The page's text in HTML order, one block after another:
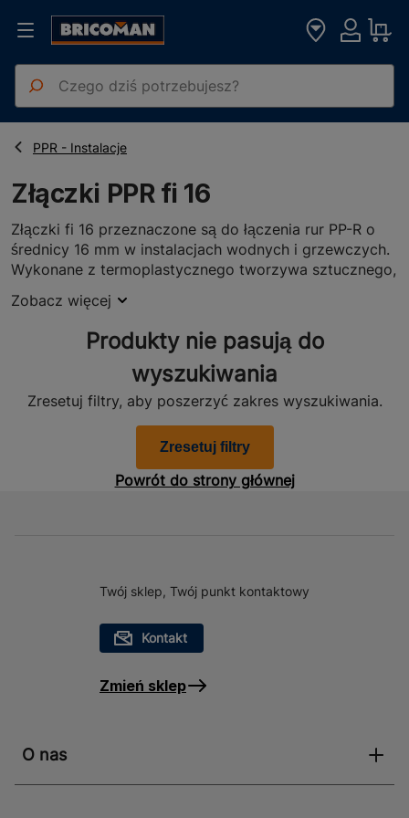
Strona główna
Artykuły Hydrauliczne
PPR - Instalacje
Złączki PPR fi 16
Złączki PPR fi 16
Złączki fi 16 przeznaczone są do łączenia rur PP-R o
średnicy 16 mm w instalacjach wodnych i grzewczych.
Wykonane z termoplastycznego tworzywa sztucznego,
szczelne połączenia, niezbędne dla bezpieczeństwa i
efektywności systemu. W ofercie sklepu Bricoman
dostępny jest szeroki wybór złączek o średnicy 16 mm,
w tym mufy, zaślepki, kolana 45 stopni i 90 stopni oraz
wiele innych rozwiązań. Zajrzyj do naszego
asortymentu i skompletuj wszystko, czego
Niezawodne połączenia dzięki
wykonane, posiada cenione w hydraulice cechy: jest w
oraz skrajne temperatury (zarówno te poniżej 0, jak i
bardzo wysokie), a także działanie chemikaliów. Te
bezawaryjną eksploatację.
czas z Bricoman
Łączenia rur za pomocą dostępnych u nas złączek fi 16
są jednorodne, a co za tym idzie – eliminują ryzyko
Zobacz więcej
Produkty nie pasują do
wyszukiwania
Zresetuj filtry, aby poszerzyć zakres wyszukiwania.
Twój sklep, Twój punkt kontaktowy
Kontakt
Zmień sklep
O nas